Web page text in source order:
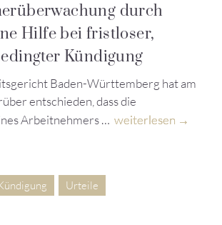
durch
Hilfe bei fristloser,
Kündigung
Baden-Württemberg hat am
entschieden, dass die
Arbeitnehmers … weiterlesen
Urteile